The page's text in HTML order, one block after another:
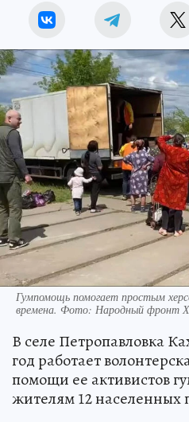
Гумпомощь помогает простым
времена. Фото: Народный фронт
В селе Петропавловка
год работает
помощи ее активистов
жителям 12 населенных